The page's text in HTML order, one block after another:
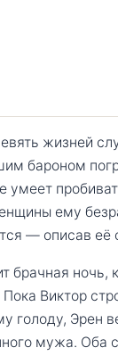
жизней
бароном
умеет
ему
— описав её
брачная ночь,
Пока Виктор
голоду, Эрен
мужа.